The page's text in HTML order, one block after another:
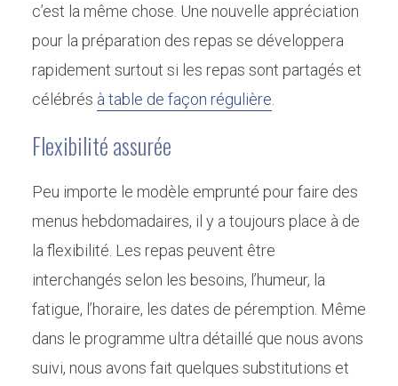
c’est la même chose. Une nouvelle appréciation
pour la préparation des repas se développera
rapidement surtout si les repas sont partagés et
célébrés à table de façon régulière
Flexibilité assurée
Peu importe le modèle emprunté pour faire des
menus hebdomadaires, il y a toujours place à de
la flexibilité. Les repas peuvent être
interchangés selon les besoins, l’humeur, la
fatigue, l’horaire, les dates de péremption. Même
dans le programme ultra détaillé que nous avons
suivi, nous avons fait quelques substitutions et